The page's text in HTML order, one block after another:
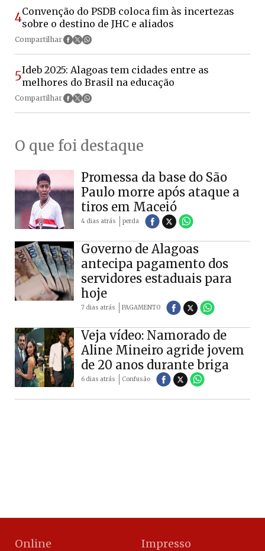
4Convenção do PSDB coloca fim às incertezas
sobre o destino de JHC e aliados
Compartilhar
5Ideb 2025: Alagoas tem cidades entre as
melhores do Brasil na educação
Compartilhar
O que foi destaque
Promessa da base do São
Paulo morre após ataque a
tiros em Maceió
4 dias atrás perda
Governo de Alagoas
antecipa pagamento dos
servidores estaduais para
hoje
7 dias atrás PAGAMENTO
Veja vídeo: Namorado de
Aline Mineiro agride jovem
de 20 anos durante briga
6 dias atrás Confusão
Online Impresso